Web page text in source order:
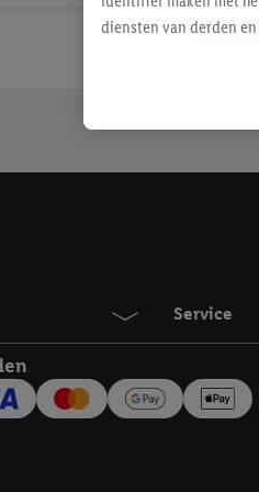
webshop klant
Service
diensten van derden
Als je hiervoor
eerder interesse hebt
maar het niet te
mailadres en met
Onder "Aanpassen"
Door te klikken op
technieken worden
inclusief over de
trekken, vind je in onze
over de cookies die